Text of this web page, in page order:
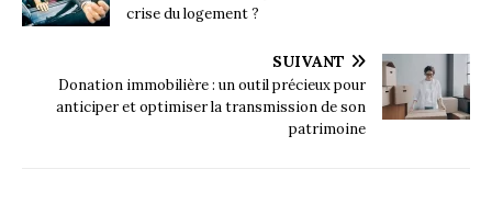
crise du logement ?
SUIVANT
Donation immobilière : un outil précieux pour
anticiper et optimiser la transmission de son
patrimoine